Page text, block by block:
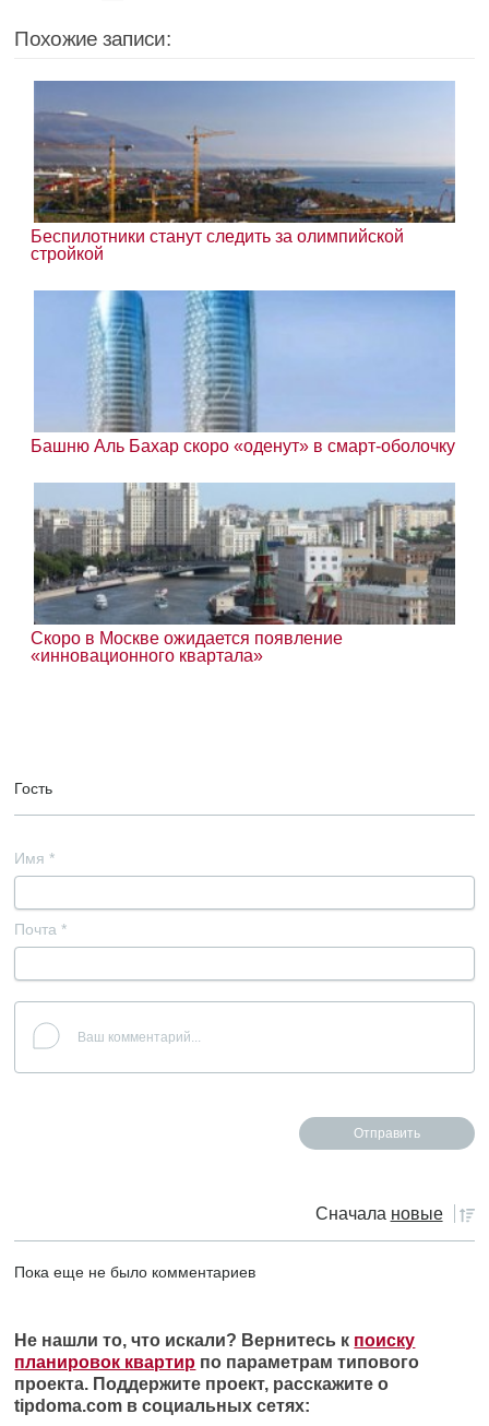
Похожие записи:
Беспилотники станут следить за олимпийской
стройкой
Башню Аль Бахар скоро «оденут» в смарт-оболочку
Скоро в Москве ожидается появление
«инновационного квартала»
Гость
Имя *
Почта *
Сначала новые
Пока еще не было комментариев
Не нашли то, что искали? Вернитесь к поиску
планировок квартир по параметрам типового
проекта. Поддержите проект, расскажите о
tipdoma.com в социальных сетях: